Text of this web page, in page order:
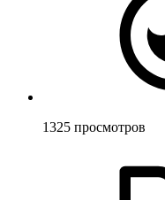
1325 просмотров